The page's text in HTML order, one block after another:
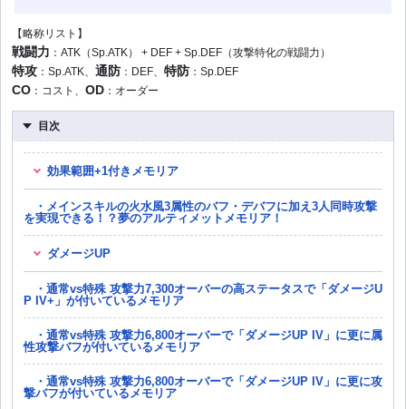
【略称リスト】
戦闘力 ：ATK（Sp.ATK） + DEF + Sp.DEF（攻撃特化の戦闘力）
特攻 ：Sp.ATK、 通防 ：DEF、 特防 ：Sp.DEF
CO ：コスト、 OD ：オーダー
目次
効果範囲+1付きメモリア
メインスキルの火水風3属性のバフ・デバフに加え3人同時攻撃
を実現できる！？夢のアルティメットメモリア！
ダメージUP
通常vs特殊 攻撃力7,300オーバーの高ステータスで「ダメージU
P IV+」が付いているメモリア
通常vs特殊 攻撃力6,800オーバーで「ダメージUP IV」に更に属
性攻撃バフが付いているメモリア
通常vs特殊 攻撃力6,800オーバーで「ダメージUP IV」に更に攻
撃バフが付いているメモリア